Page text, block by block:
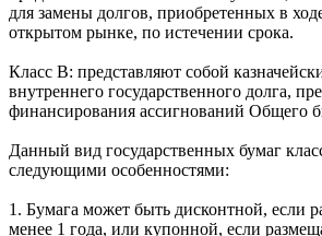
Класс А: представляют собой
представленных Банком Республики, а
для замены долгов, приобретенных в
открытом рынке, по истечении срока.
Класс B: представляют собой
внутреннего государственного долга,
Данный вид государственных бумаг